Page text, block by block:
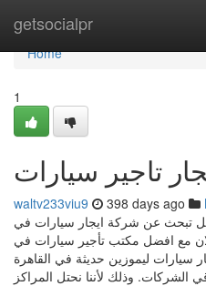
getsocialpr
Home
Home
1
تاجير سيارات
waltv233viu9 398 days ago
تبحث عن شركة ايجار سيارات في
مع افضل مكتب تأجير سيارات في
سيارات ليموزين حديثة في القاهرة
الشركات. وذلك لأننا نحتل المراكز